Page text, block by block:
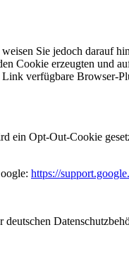
Sie jedoch darauf
Cookie erzeugten und
verfügbare Browser-
Opt-Out-Cookie
https://